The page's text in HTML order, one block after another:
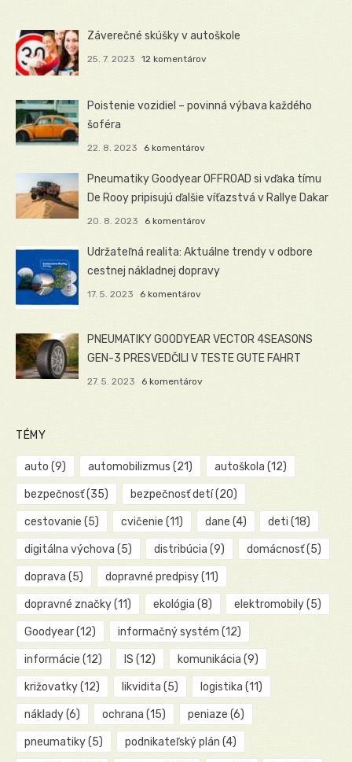
Záverečné skúšky v autoškole
25. 7. 2023 12 komentárov
Poistenie vozidiel – povinná výbava každého
šoféra
22. 8. 2023 6 komentárov
Pneumatiky Goodyear OFFROAD si vďaka tímu
De Rooy pripisujú ďalšie víťazstvá v Rallye Dakar
20. 8. 2023 6 komentárov
Udržateľná realita: Aktuálne trendy v odbore
cestnej nákladnej dopravy
17. 5. 2023 6 komentárov
PNEUMATIKY GOODYEAR VECTOR 4SEASONS
GEN-3 PRESVEDČILI V TESTE GUTE FAHRT
27. 5. 2023 6 komentárov
TÉMY
auto (9) automobilizmus (21) autoškola (12)
bezpečnosť(35) bezpečnosť detí(20)
cestovanie (5) cvičenie (11) dane (4) deti (18)
digitálna výchova (5) distribúcia (9) domácnosť(5)
doprava (5) dopravné predpisy(11)
dopravné značky(11) ekológia (8) elektromobily(5)
Goodyear(12) informačný systém (12)
informácie (12) IS (12) komunikácia (9)
križovatky(12) likvidita (5) logistika (11)
náklady(6) ochrana (15) peniaze (6)
pneumatiky(5) podnikateľský plán (4)